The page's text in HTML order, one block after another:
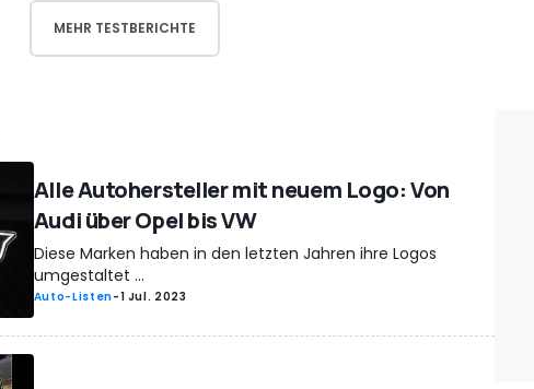
MEHR TESTBERICHTE
Alle Autohersteller mit neuem Logo: Von
Audi über Opel bis VW
Diese Marken haben in den letzten Jahren ihre Logos
umgestaltet ...
Auto-Listen-1 Jul. 2023